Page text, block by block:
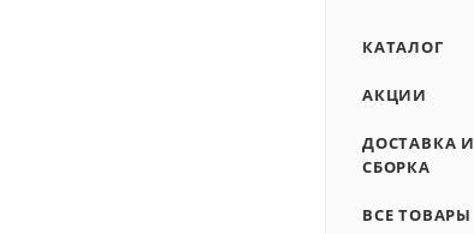
КАТАЛОГ
АКЦИИ
ДОСТАВКА И
СБОРКА
ВСЕ ТОВАРЫ